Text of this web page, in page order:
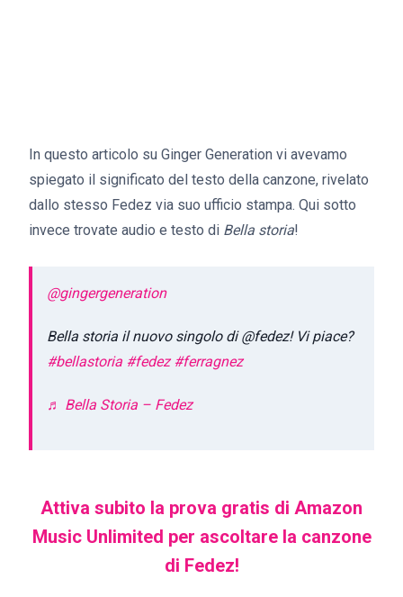
In questo articolo su Ginger Generation vi avevamo
spiegato il significato del testo della canzone, rivelato
dallo stesso Fedez via suo ufficio stampa. Qui sotto
invece trovate audio e testo di Bella storia!
@gingergeneration
Bella storia il nuovo singolo di @fedez! Vi piace?
#bellastoria #fedez #ferragnez
♬ Bella Storia – Fedez
Attiva subito la prova gratis di Amazon
Music Unlimited per ascoltare la canzone
di Fedez!